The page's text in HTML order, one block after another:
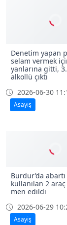
Denetim yapan
selam vermek
yanlarına gitti,
alkollü çıktı
2026-06-30
Asayiş
Burdur’da
kullanılan 2
men edildi
2026-06-29
Asayiş